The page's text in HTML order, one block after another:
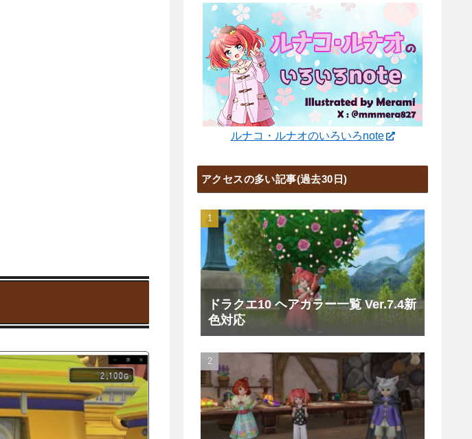
ルナコ・ルナオのいろいろnote
アクセスの多い記事(過去30日)
ドラクエ10 ヘアカラー一覧 Ver.7.4新
色対応